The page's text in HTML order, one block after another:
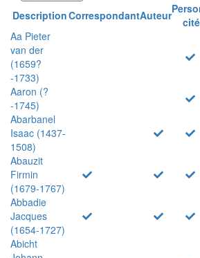
DescriptionCorrespondantAuteur
Aa Pieter
van der
(1659?
-1733)
Aaron (?
-1745)
Abarbanel
Isaac (1437-
1508)
Abauzit
Firmin
(1679-1767)
Abbadie
Jacques
(1654-1727)
Abicht